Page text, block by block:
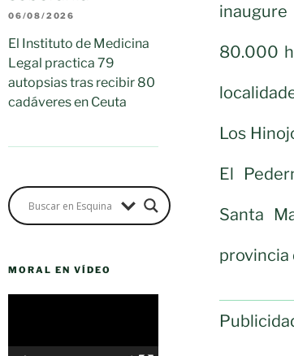
06/08/2026
El Instituto de Medicina
Legal practica 79
autopsias tras recibir 80
cadáveres en Ceuta
MORAL EN VÍDEO
80.000
Los
El
Santa
provincia